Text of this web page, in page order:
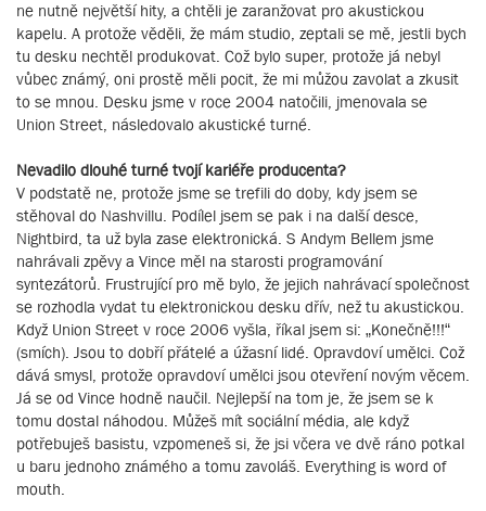
ne nutně největší hity, a chtěli je zaranžovat pro akustickou
kapelu. A protože věděli, že mám studio, zeptali se mě, jestli bych
tu desku nechtěl produkovat. Což bylo super, protože já nebyl
vůbec známý, oni prostě měli pocit, že mi můžou zavolat a zkusit
to se mnou. Desku jsme v roce 2004 natočili, jmenovala se
Union Street, následovalo akustické turné.
Nevadilo dlouhé turné tvojí kariéře producenta?
V podstatě ne, protože jsme se trefili do doby, kdy jsem se
stěhoval do Nashvillu. Podílel jsem se pak i na další desce,
Nightbird, ta už byla zase elektronická. S Andym Bellem jsme
nahrávali zpěvy a Vince měl na starosti programování
syntezátorů. Frustrující pro mě bylo, že jejich nahrávací společnost
se rozhodla vydat tu elektronickou desku dřív, než tu akustickou.
Když Union Street v roce 2006 vyšla, říkal jsem si: „Konečně!!!“
(smích). Jsou to dobří přátelé a úžasní lidé. Opravdoví umělci. Což
dává smysl, protože opravdoví umělci jsou otevření novým věcem.
Já se od Vince hodně naučil. Nejlepší na tom je, že jsem se k
tomu dostal náhodou. Můžeš mít sociální média, ale když
potřebuješ basistu, vzpomeneš si, že jsi včera ve dvě ráno potkal
u baru jednoho známého a tomu zavoláš. Everything is word of
mouth.